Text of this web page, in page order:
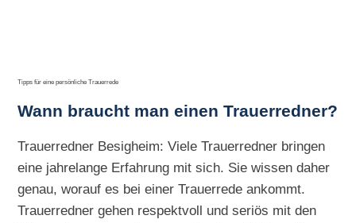
Tipps für eine persönliche Trauerrede
Wann braucht man einen Trauerredner?
Trauerredner Besigheim: Viele Trauerredner bringen
eine jahrelange Erfahrung mit sich. Sie wissen daher
genau, worauf es bei einer Trauerrede ankommt.
Trauerredner gehen respektvoll und seriös mit den